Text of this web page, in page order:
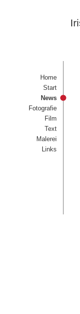
Home
Start
News
Fotografie
Film
Text
Malerei
Links